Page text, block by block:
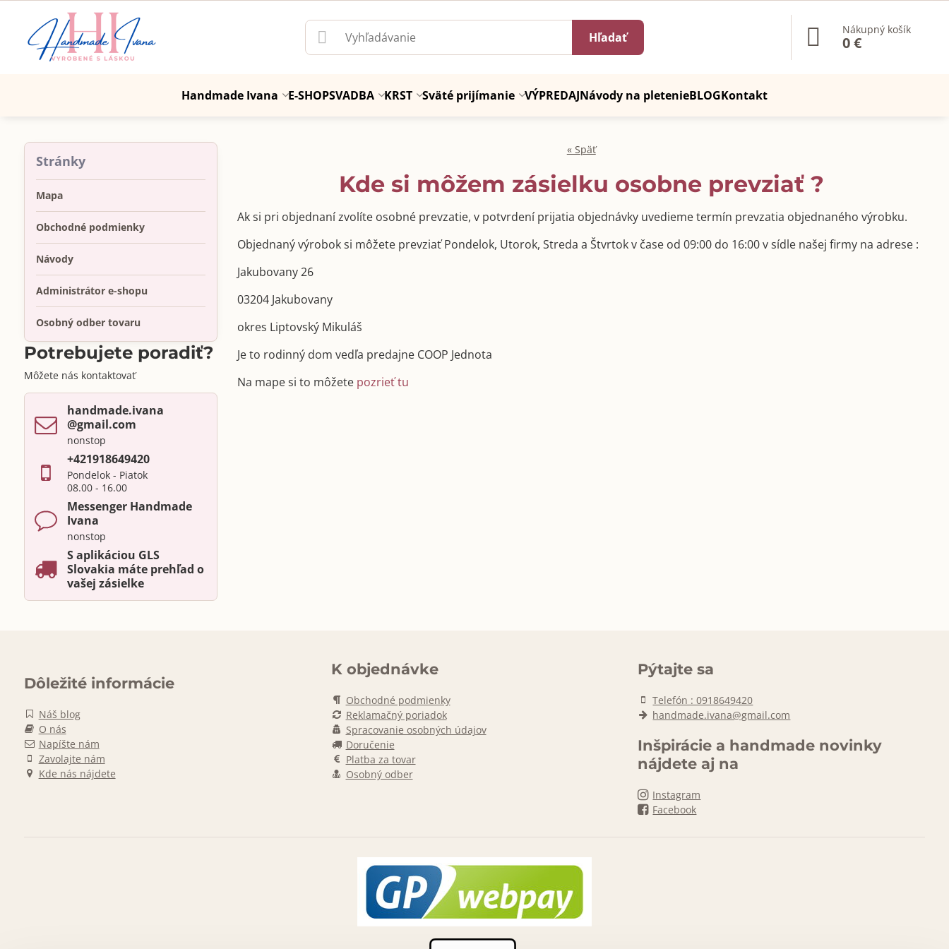
Hľadať
Nákupný košík
0 €
Handmade Ivana E-SHOPSVADBA KRST Sväté prijímanie VÝPREDAJNávody na pletenieBLOGKontakt
« Späť
Kde si môžem zásielku osobne prevziať ?
Ak si pri objednaní zvolíte osobné prevzatie, v potvrdení prijatia objednávky uvedieme termín prevzatia objednaného výrobku.
Objednaný výrobok si môžete prevziať Pondelok, Utorok, Streda a Štvrtok v čase od 09:00 do 16:00 v sídle našej firmy na adrese :
Jakubovany 26
03204 Jakubovany
okres Liptovský Mikuláš
Je to rodinný dom vedľa predajne COOP Jednota
Na mape si to môžete pozrieť tu
Stránky
Mapa
Obchodné podmienky
Návody
Administrátor e-shopu
Osobný odber tovaru
Potrebujete poradiť?
Môžete nás kontaktovať
handmade​.ivana ​
@gmail​.com
nonstop
+421918649420
Pondelok - Piatok
08.00 - 16.00
Messenger Handmade
Ivana
nonstop
S aplikáciou GLS
Slovakia máte prehľad o
vašej zásielke
Dôležité informácie
Náš blog
O nás
Napíšte nám
Zavolajte nám
Kde nás nájdete
K objednávke
Obchodné podmienky
Reklamačný poriadok
Spracovanie osobných údajov
Doručenie
Platba za tovar
Osobný odber
Pýtajte sa
Telefón : 0918649420
handmade.ivana@gmail.com
Inšpirácie a handmade novinky
nájdete aj na
Instagram
Facebook